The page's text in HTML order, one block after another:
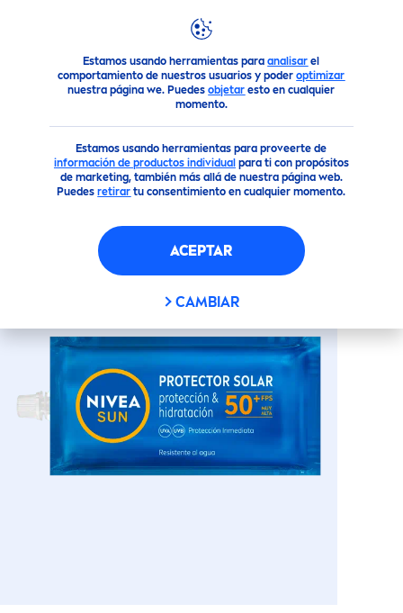
Estamos usando herramientas paraanalisar el
comportamiento de nuestros usuarios y poderoptimizar
nuestra página we. Puedesobjetar esto en cualquier
momento.
Estamos usando herramientas para proveerte de
información de productos individual para ti con propósitos
de marketing, también más allá de nuestra página web.
Puedesretirar tu consentimiento en cualquier momento.
ACEPTAR
CAMBIAR
Todos nuestros productos Cuidado Solar Sol
(3)
PROTECTOR SOLAR
HIDRATANTE SACHET